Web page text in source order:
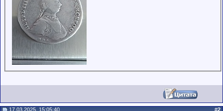
17.03.2025, 15:05:40 #2